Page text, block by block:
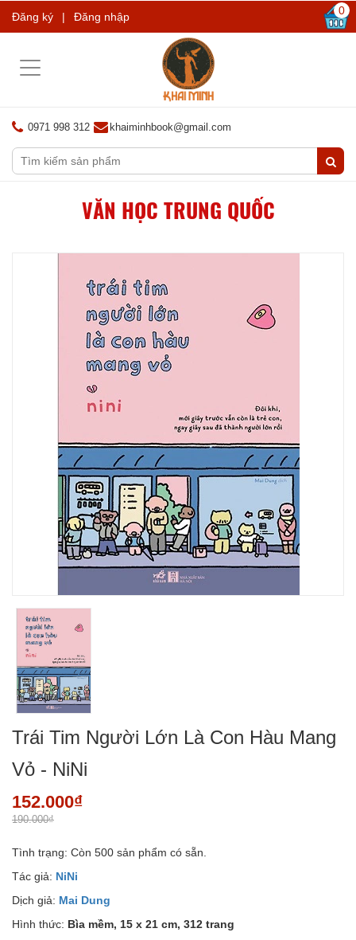
Đăng ký | Đăng nhập 0
Toggle
0971 998 312 khaiminhbook@gmail.com
VĂN HỌC TRUNG QUỐC
Trái Tim Người Lớn Là Con Hàu Mang
Vỏ - NiNi
152.000₫
190.000₫
Tình trạng: Còn 500 sản phẩm có sẵn.
Tác giả: NiNi
Dịch giả: Mai Dung
Hình thức: Bìa mềm, 15 x 21 cm, 312 trang